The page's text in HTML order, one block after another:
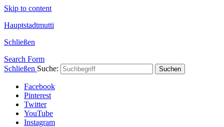
Skip to content
Hauptstadtmutti
Schließen
Search Form
Schließen Suche: Suchen
Facebook
Pinterest
Twitter
YouTube
Instagram